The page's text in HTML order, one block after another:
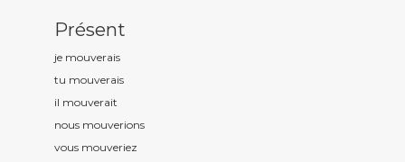
Présent
je mouverais
tu mouverais
il mouverait
nous mouverions
vous mouveriez